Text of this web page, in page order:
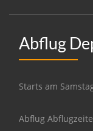
Abflug
Starts am
Abflug